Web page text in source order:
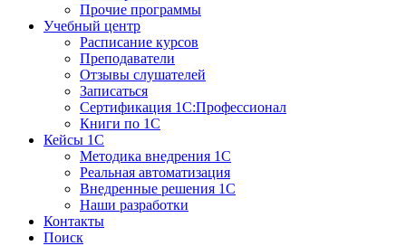
Прочие программы
Учебный центр
Расписание курсов
Преподаватели
Отзывы слушателей
Записаться
Сертификация 1С:Профессионал
Книги по 1С
Кейсы 1С
Методика внедрения 1С
Реальная автоматизация
Внедренные решения 1С
Наши разработки
Контакты
Поиск